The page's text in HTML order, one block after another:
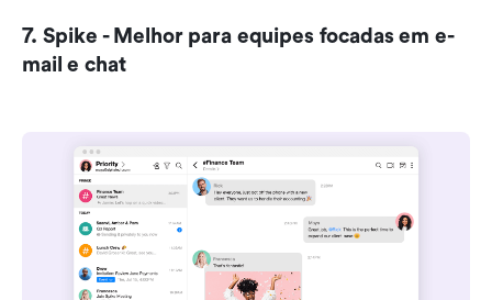
7. Spike - Melhor para equipes focadas em e-
mail e chat